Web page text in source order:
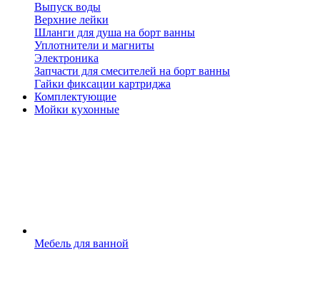
Выпуск воды
Верхние лейки
Шланги для душа на борт ванны
Уплотнители и магниты
Электроника
Запчасти для смесителей на борт ванны
Гайки фиксации картриджа
Комплектующие
Мойки кухонные
Мебель для ванной